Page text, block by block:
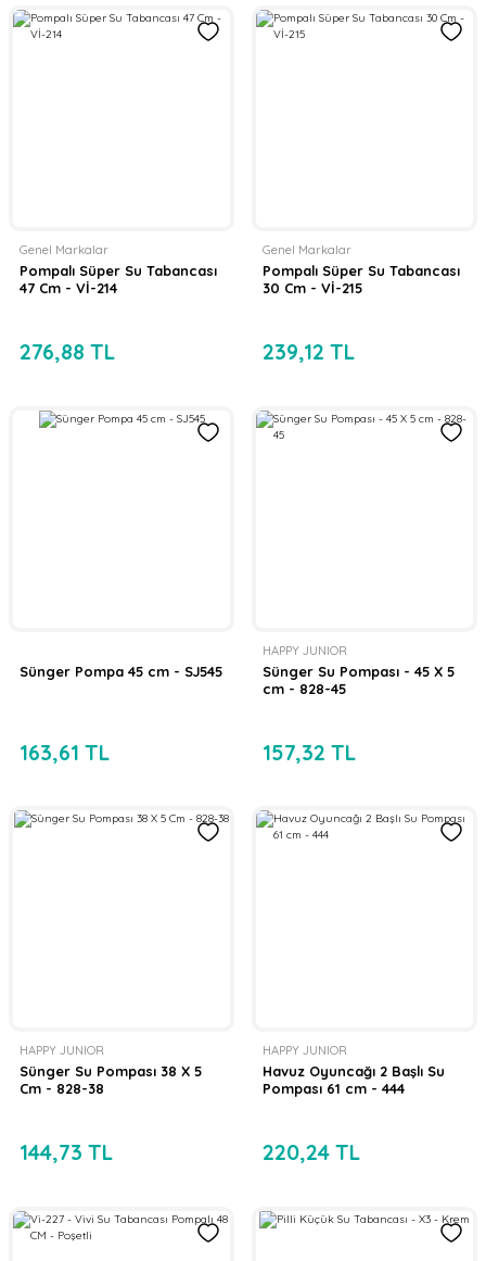
Genel Markalar
Pompalı Süper Su Tabancası
47 Cm - Vİ-214
276,88 TL
Genel Markalar
Pompalı Süper Su Tabancası
30 Cm - Vİ-215
239,12 TL
Sünger Pompa 45 cm - SJ545
163,61 TL
HAPPY JUNIOR
Sünger Su Pompası - 45 X 5
cm - 828-45
157,32 TL
HAPPY JUNIOR
Sünger Su Pompası 38 X 5
Cm - 828-38
144,73 TL
HAPPY JUNIOR
Havuz Oyuncağı 2 Başlı Su
Pompası 61 cm - 444
220,24 TL